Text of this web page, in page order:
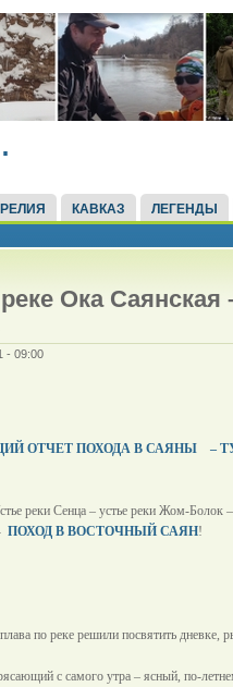
КАВКАЗ ЛЕГЕНДЫ
Ока
- 09:00
ОТЧЕТ ПОХОДА В САЯНЫ –
реки Сенца – устье реки Жом-Болок
ПОХОД В ВОСТОЧНЫЙ САЯН!
по реке решили посвятить
с самого утра – ясный, по-